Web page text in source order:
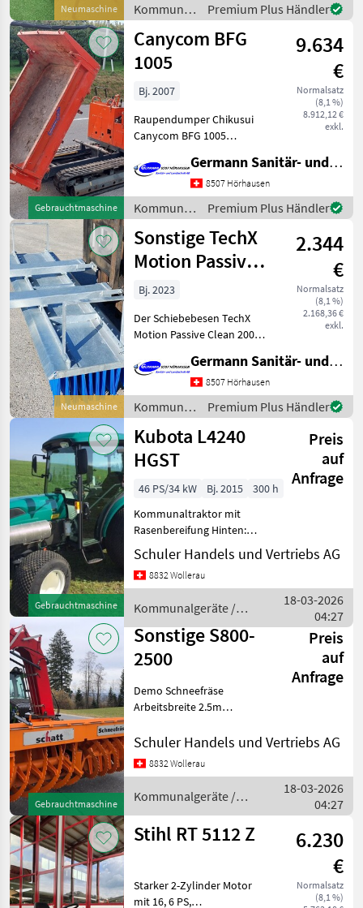
Neumaschine
Kommunalgeräte
/ Viking
Premium Plus Händler
Gebrauchtmaschine
Canycom BFG
1005
9.634
€
Normalsatz
(8,1 %)
8.912,12 €
exkl.
Bj. 2007
Raupendumper Chikusui
Canycom BFG 1005
Qualitätsprodukt aus
Japan (Baugleich Hutter
Kipper HUKI 110) Nutzlast
1100 kg Leergewicht ca. 950
kg
Germann Sanitär- und Landtechnik AG
8507 Hörhausen
Kommunalgeräte
/ Canycom
Premium Plus Händler
Neumaschine
Sonstige TechX
Motion Passive
Clean 2000
2.344
€
Normalsatz
(8,1 %)
2.168,36 €
exkl.
Bj. 2023
Der Schiebebesen TechX
Motion Passive Clean 2000
Anbaugerät, mit dem Sie
Ihren Gabelstapler,
Frontlader, Hoflader,
Teleskoplader, Bagger oder
He
Germann Sanitär- und Landtechnik AG
8507 Hörhausen
Kommunalgeräte
/ Sonstige
Premium Plus Händler
Gebrauchtmaschine
Kubota L4240
HGST
Preis
auf
Anfrage
46 PS/34 kW Bj. 2015
300 h
Kommunaltraktor mit
Rasenbereifung Hinten:
600/50R22, 5 Cargo X Bib
(Breite 2.00m) Vorne 31 x
15.5 - 15 Alliance
DW Front 3 DW hinten
Schuler Handels und Vertriebs AG
8832 Wollerau
Kommunalgeräte /
Kubota
18-03-2026
04:27
Gebrauchtmaschine
Sonstige S800-
2500
Preis
auf
Anfrage
Demo Schneefräse
Arbeitsbreite 2.5m
800mm
750mm Kommunalgeräte
Schuler Handels und Vertriebs AG
8832 Wollerau
Kommunalgeräte /
Sonstige
18-03-2026
04:27
Stihl RT 5112 Z
6.230
€
Normalsatz
(8,1 %)
Starker 2-Zylinder Motor
mit 16, 6 PS,